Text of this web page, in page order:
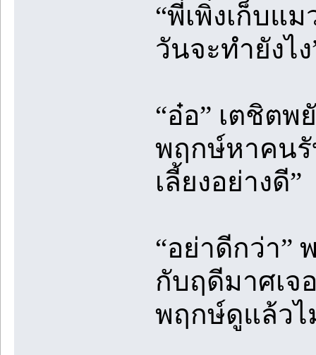
“พี่เพิ่งเก็บแ
วันจะทำยังไง
“อ๋อ” เตชิต
พฤกษ์หาคนรั
เลี้ยงอย่างดี”
“อย่าดีกว่า”
กับฤดีมาศเจ
พฤกษ์ดูแล้วไ